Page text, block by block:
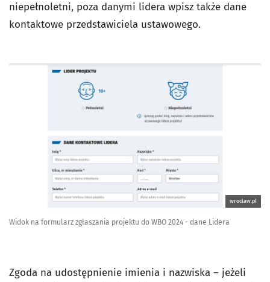
niepełnoletni, poza danymi lidera wpisz także dane
kontaktowe przedstawiciela ustawowego.
wroclaw.pl
Widok na formularz zgłaszania projektu do WBO 2024 - dane Lidera
Zgoda na udostępnienie imienia i nazwiska – jeżeli